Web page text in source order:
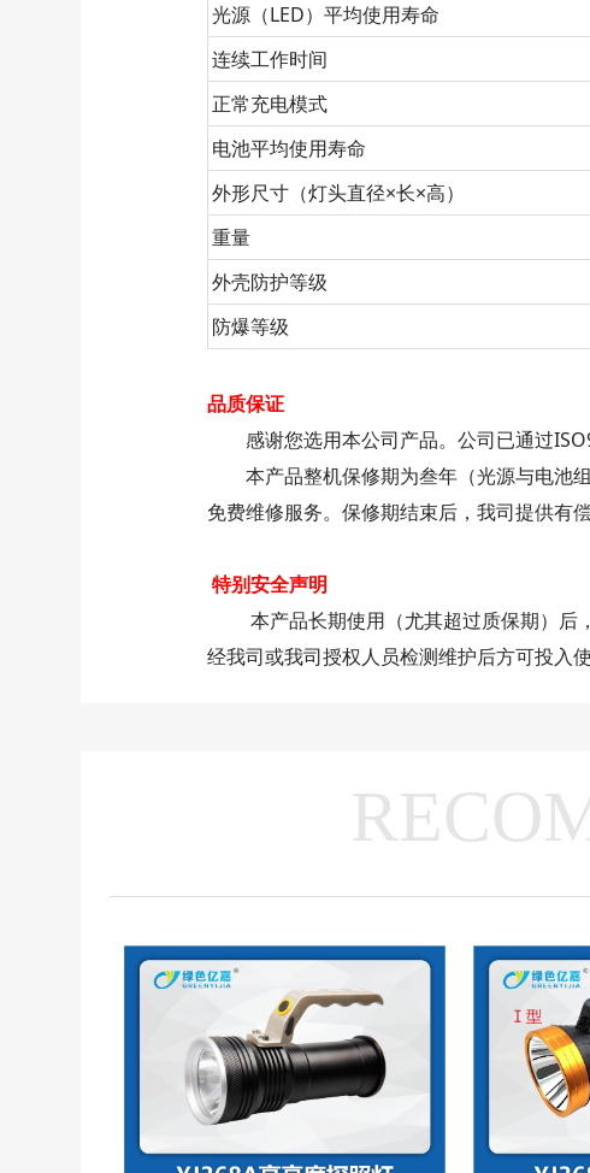
光源（LED）平均使用寿命
连续工作时间
正常充电模式
电池平均使用寿命
外形尺寸（灯头直径×长×高）
重量
外壳防护等级
防爆等级
品质保证
感谢您选用本公司产品。公司已通过
本产品整机保修期为叁年（光源与电池组
免费维修服务。保修期结束后，我司提供有
特别安全声明
本产品长期使用（尤其超过质保期）后，
经我司或我司授权人员检测维护后方可投入